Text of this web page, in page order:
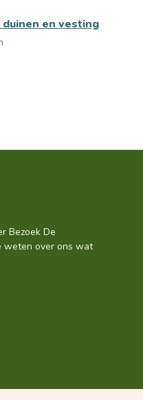
en vesting
Bezoek De
weten over ons wat